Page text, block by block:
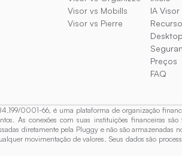
Visor vs Mobills
Visor vs Pierre
IA Visor
Desktop
Preços
FAQ
0001-66, é uma plataforma de organização
As conexões com suas instituições financeiras
diretamente pela Pluggy e não são armazenadas
movimentação de valores. Seus dados são